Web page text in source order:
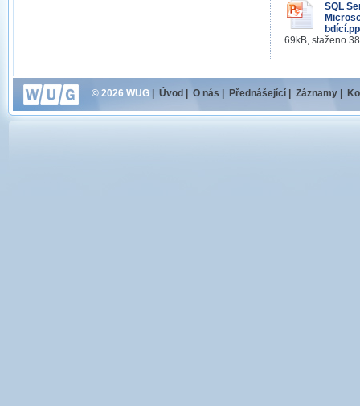
SQL
69kB, staženo
© 2026 WUG Úvod O nás Přednášející Záznamy